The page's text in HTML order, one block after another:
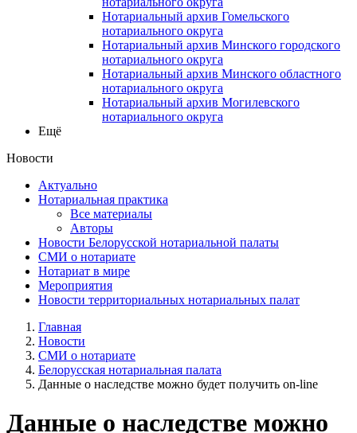
Нотариальный архив Гомельского
нотариального округа
Нотариальный архив Минского городского
нотариального округа
Нотариальный архив Минского областного
нотариального округа
Нотариальный архив Могилевского
нотариального округа
Ещё
Новости
Актуально
Нотариальная практика
Все материалы
Авторы
Новости Белорусской нотариальной палаты
СМИ о нотариате
Нотариат в мире
Мероприятия
Новости территориальных нотариальных палат
Главная
Новости
СМИ о нотариате
Белорусская нотариальная палата
Данные о наследстве можно будет получить on-line
Данные о наследстве можно